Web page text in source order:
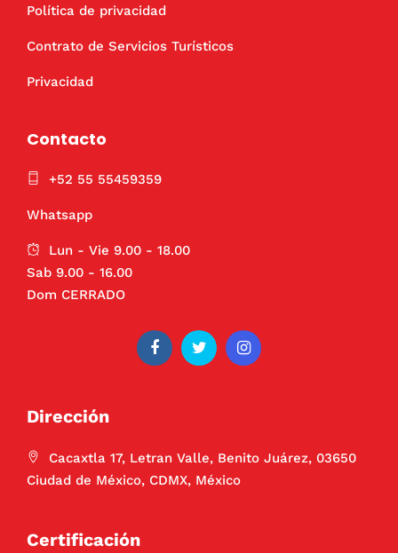
Política de privacidad
Contrato de Servicios Turísticos
Privacidad
Contacto
+52 55 55459359
Whatsapp
Lun - Vie 9.00 - 18.00
Sab 9.00 - 16.00
Dom CERRADO
Dirección
Cacaxtla 17, Letran Valle, Benito Juárez, 03650
Ciudad de México, CDMX, México
Certificación